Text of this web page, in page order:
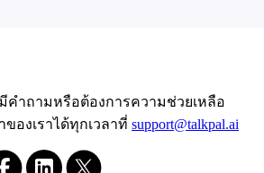
คำถามหรือต้องการความช่วยเหลือ
องเราได้ทุกเวลาที่ support@talkpal.ai